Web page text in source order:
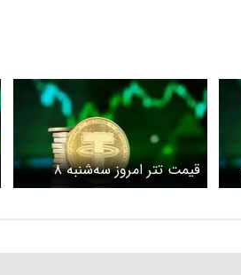
قیمت تتر امروز سه‌شنبه ۸
اردیبهشت 1405/افزایش قیمت